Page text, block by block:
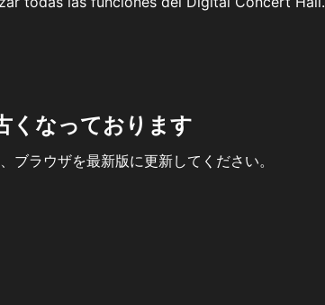
くなっております
ラウザを最新版に更新してください。